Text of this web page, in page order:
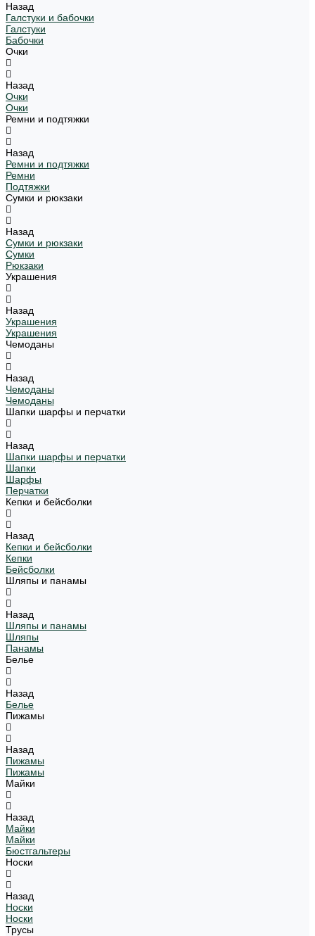
Назад
Галстуки и бабочки
Галстуки
Бабочки
Очки
Назад
Очки
Очки
Ремни и подтяжки
Назад
Ремни и подтяжки
Ремни
Подтяжки
Сумки и рюкзаки
Назад
Сумки и рюкзаки
Сумки
Рюкзаки
Украшения
Назад
Украшения
Украшения
Чемоданы
Назад
Чемоданы
Чемоданы
Шапки шарфы и перчатки
Назад
Шапки шарфы и перчатки
Шапки
Шарфы
Перчатки
Кепки и бейсболки
Назад
Кепки и бейсболки
Кепки
Бейсболки
Шляпы и панамы
Назад
Шляпы и панамы
Шляпы
Панамы
Белье
Назад
Белье
Пижамы
Назад
Пижамы
Пижамы
Майки
Назад
Майки
Майки
Бюстгальтеры
Носки
Назад
Носки
Носки
Трусы